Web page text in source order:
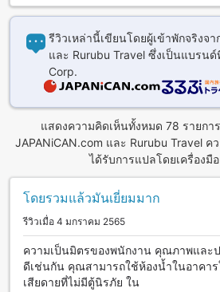
รีวิวเหล่านี้เขียนโดยผู้เข้าพักจริงจา
และ Rurubu Travel ซึ่งเป็นแบรนด์
Corp.
แสดงความคิดเห็นทั้งหมด 78 รายกา
JAPANiCAN.com และ Rurubu Travel ค
ได้รับการแปลโดยเครื่องมื
โดยรวมแล้วมันเยี่ยมมาก
รีวิวเมื่อ 4 มกราคม 2565
ความเป็นมิตรของพนักงาน คุณภาพและ
ดีเช่นกัน คุณสามารถใช้ห้องน้ำในอาคาร
เสียดายที่ไม่มีตู้นิรภัย ใน